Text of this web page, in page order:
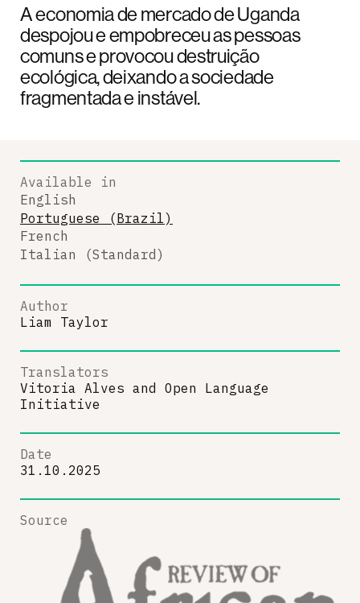
A economia de mercado de Uganda
despojou e empobreceu as pessoas
comuns e provocou destruição
ecológica, deixando a sociedade
fragmentada e instável.
Available in
English
Portuguese (Brazil)
French
Italian (Standard)
Author
Liam Taylor
Translators
Vitoria Alves and Open Language
Initiative
Date
31.10.2025
Source